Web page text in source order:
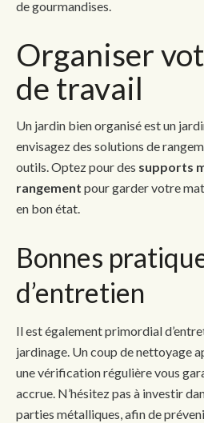
de gourmandises.
Organiser
de travail
Un jardin bien organisé est un
envisagez des solutions de
outils. Optez pour des supports
rangement pour garder votre
en bon état.
Bonnes
d’entretien
Il est également primordial
jardinage. Un coup de nettoyage
une vérification régulière vous
accrue. N’hésitez pas à investir
parties métalliques, afin de